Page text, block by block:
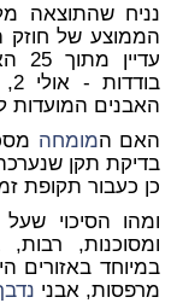
נניח שהתוצאה
הממוצע של חוזק
האבנים המועדות
האם המומחה
בדיקת תקן שנערכה
כן כעבור תקופת
ומהו הסיכוי
ומסוכנות,
במיוחד באזורים
מרפסות, אבני